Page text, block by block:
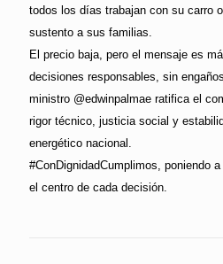
todos los días trabajan con su carro
sustento a sus familias.
El precio baja, pero el mensaje es
decisiones responsables, sin
ministro @edwinpalmae ratifica el
rigor técnico, justicia social y
energético nacional.
#ConDignidadCumplimos, poniendo
el centro de cada decisión.